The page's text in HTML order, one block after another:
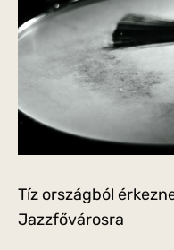
Tíz országból
Jazzfővárosra